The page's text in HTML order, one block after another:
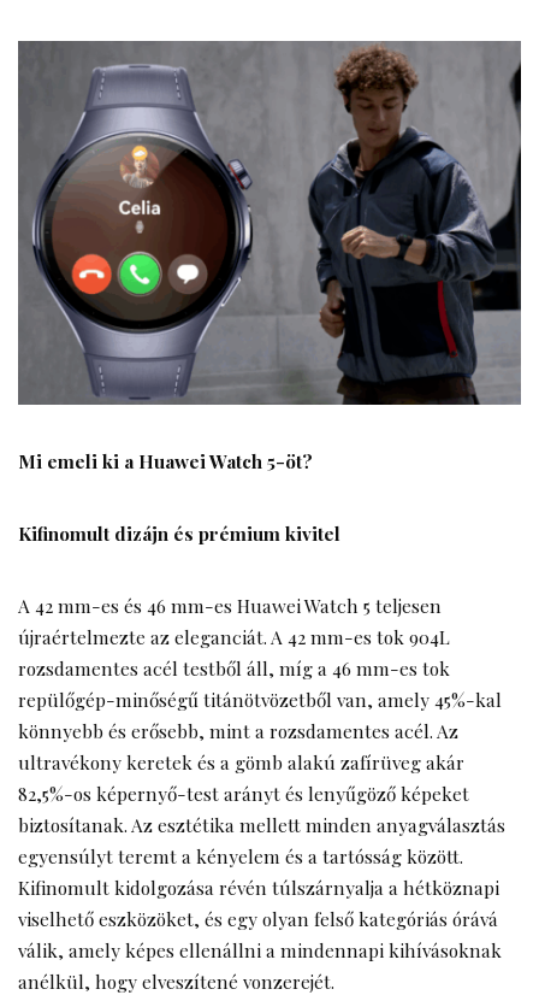
Mi emeli ki a Huawei Watch 5-öt?
Kifinomult dizájn és prémium kivitel
A 42 mm-es és 46 mm-es HuaweiWatch 5 teljesen
újraértelmezte az eleganciát. A 42 mm-es tok 904L
rozsdamentes acél testből áll, míg a 46 mm-es tok
repülőgép-minőségű titánötvözetből van, amely 45%-kal
könnyebb és erősebb, mint a rozsdamentes acél. Az
ultravékony keretek és a gömb alakú zafírüveg akár
82,5%-os képernyő-test arányt és lenyűgöző képeket
biztosítanak. Az esztétika mellett minden anyagválasztás
egyensúlyt teremt a kényelem és a tartósság között.
Kifinomult kidolgozása révén túlszárnyalja a hétköznapi
viselhető eszközöket, és egy olyan felső kategóriás órává
válik, amely képes ellenállni a mindennapi kihívásoknak
anélkül, hogy elveszítené vonzerejét.